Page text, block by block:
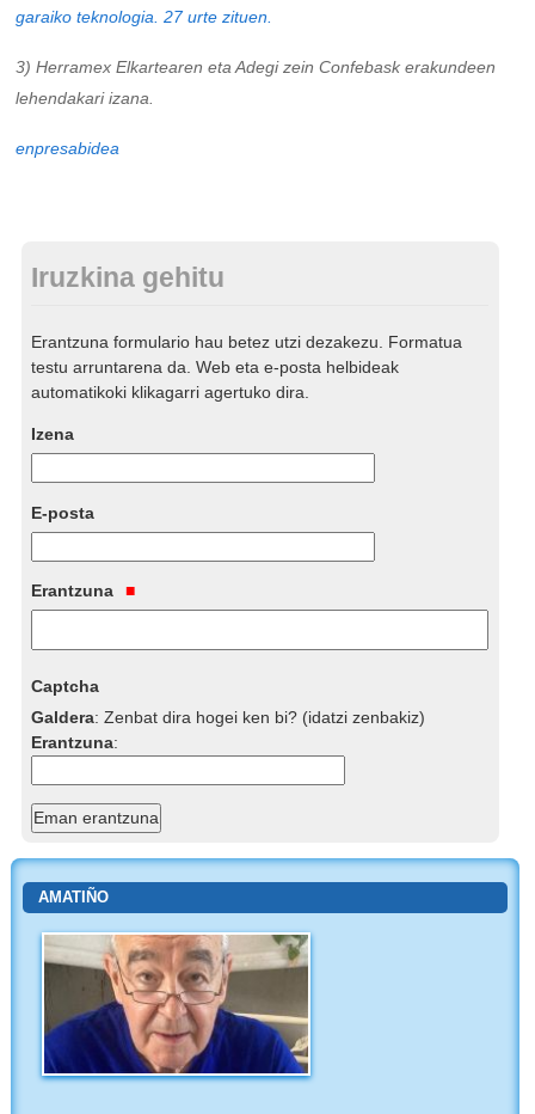
garaiko teknologia. 27 urte zituen.
3) Herramex Elkartearen eta Adegi zein Confebask erakundeen
lehendakari izana.
enpresabidea
Iruzkina gehitu
Erantzuna formulario hau betez utzi dezakezu. Formatua
testu arruntarena da. Web eta e-posta helbideak
automatikoki klikagarri agertuko dira.
Izena
E-posta
Erantzuna
Captcha
Galdera:Zenbat dira hogei ken bi? (idatzi zenbakiz)
Erantzuna:
AMATIÑO